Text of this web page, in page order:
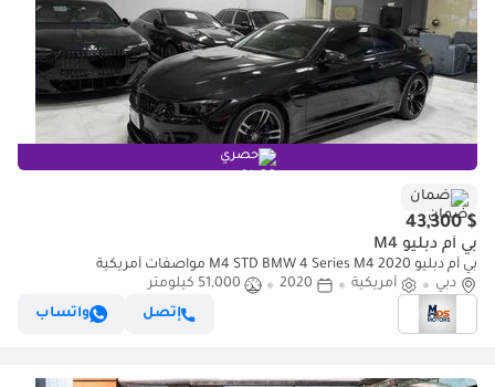
حصري
ضمان
$ 43,300
بي أم دبليو M4
بي أم دبليو M4 STD BMW 4 Series M4 2020 مواصفات أمريكية
دبي
أمريكية 2020
51,000 كيلومتر
إتصل
واتساب